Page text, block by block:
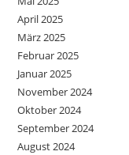
April 2025
März 2025
Februar 2025
Januar 2025
November 2024
Oktober 2024
September 2024
August 2024